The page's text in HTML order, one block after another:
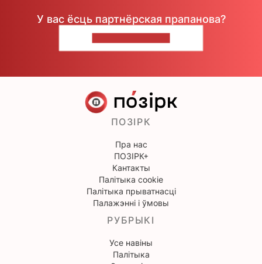
У вас ёсць партнёрская прапанова?
ПОЗІРК
Пра нас
ПОЗІРК+
Кантакты
Палітыка cookie
Палітыка прыватнасці
Палажэнні і ўмовы
РУБРЫКІ
Усе навіны
Палітыка